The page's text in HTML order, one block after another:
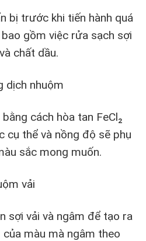
bị trước khi tiến hành quá
gồm việc rửa sạch sợi
chất dầu.
dịch nhuộm
cách hòa tan FeCl₂
cụ thể và nồng độ sẽ phụ
sắc mong muốn.
vải
sợi vải và ngâm để tạo ra
màu mà ngâm theo